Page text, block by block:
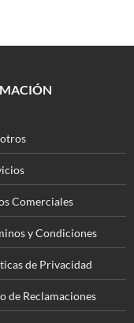
Comerciales
y Condiciones
de Privacidad
de Reclamaciones